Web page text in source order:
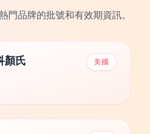
門品牌的批號和有效期資訊。
顏氏 美國